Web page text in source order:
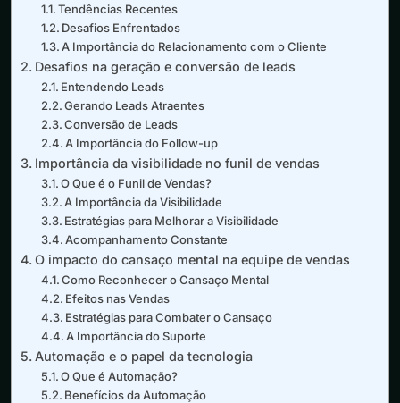
Tendências Recentes
Desafios Enfrentados
A Importância do Relacionamento com o Cliente
Desafios na geração e conversão de leads
Entendendo Leads
Gerando Leads Atraentes
Conversão de Leads
A Importância do Follow-up
Importância da visibilidade no funil de vendas
O Que é o Funil de Vendas?
A Importância da Visibilidade
Estratégias para Melhorar a Visibilidade
Acompanhamento Constante
O impacto do cansaço mental na equipe de vendas
Como Reconhecer o Cansaço Mental
Efeitos nas Vendas
Estratégias para Combater o Cansaço
A Importância do Suporte
Automação e o papel da tecnologia
O Que é Automação?
Benefícios da Automação